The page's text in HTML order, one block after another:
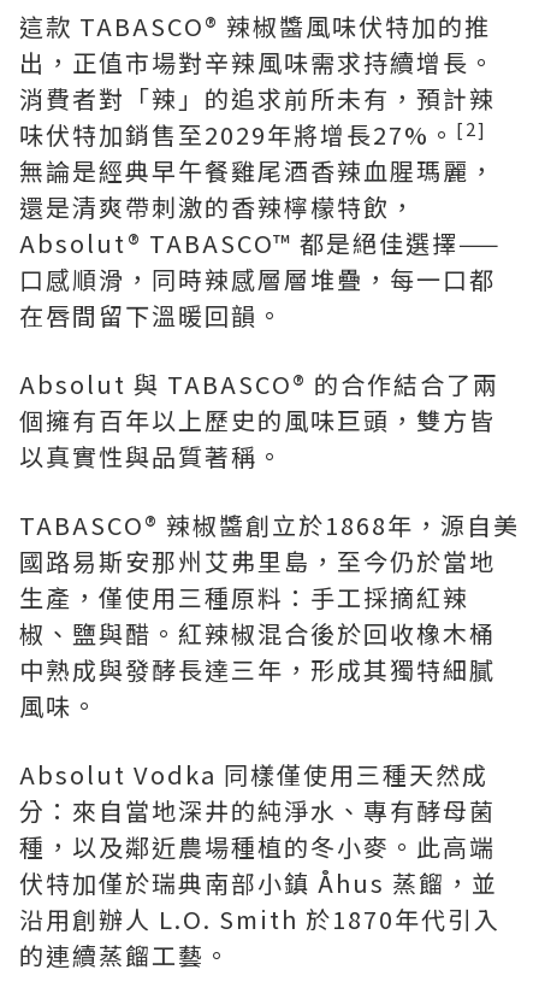
這款 TABASCO® 辣椒醬風味伏特加的推
出，正值市場對辛辣風味需求持續增長。
消費者對「辣」的追求前所未有，預計辣
味伏特加銷售至2029年將增長27%。 [2]
無論是經典早午餐雞尾酒香辣血腥瑪麗，
還是清爽帶刺激的香辣檸檬特飲，
Absolut® TABASCO™ 都是絕佳選擇——
口感順滑，同時辣感層層堆疊，每一口都
在唇間留下溫暖回韻。
Absolut 與 TABASCO® 的合作結合了兩
個擁有百年以上歷史的風味巨頭，雙方皆
以真實性與品質著稱。
TABASCO® 辣椒醬創立於1868年，源自美
國路易斯安那州艾弗里島，至今仍於當地
生產，僅使用三種原料：手工採摘紅辣
椒、鹽與醋。紅辣椒混合後於回收橡木桶
中熟成與發酵長達三年，形成其獨特細膩
風味。
Absolut Vodka 同樣僅使用三種天然成
分：來自當地深井的純淨水、專有酵母菌
種，以及鄰近農場種植的冬小麥。此高端
伏特加僅於瑞典南部小鎮 Åhus 蒸餾，並
沿用創辦人 L.O. Smith 於1870年代引入
的連續蒸餾工藝。